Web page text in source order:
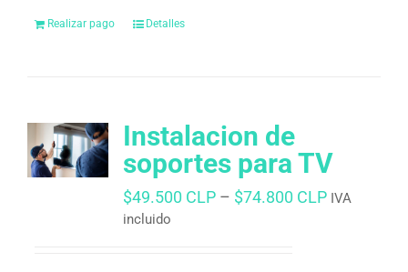
Realizar pago Detalles
Instalacion de
soportes para TV
$49.500 CLP– $74.800 CLP IVA
incluido